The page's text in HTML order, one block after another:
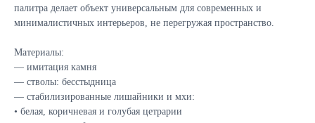
палитра делает объект универсальным для современных и
минималистичных интерьеров, не перегружая пространство.
Материалы:
— имитация камня
— стволы: бесстыдница
— стабилизированные лишайники и мхи:
• белая, коричневая и голубая цетрарии